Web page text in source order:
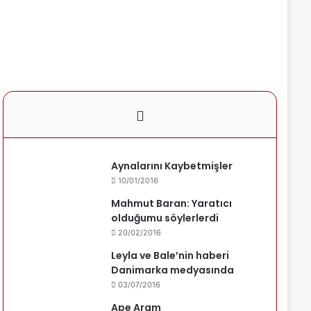
Aynalarını Kaybetmişler
10/01/2016
Mahmut Baran: Yaratıcı
olduğumu söylerlerdi
20/02/2016
Leyla ve Bale’nin haberi
Danimarka medyasında
03/07/2016
Ape Aram